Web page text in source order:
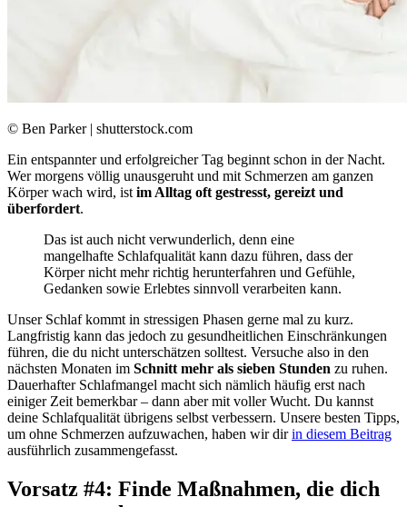
© Ben Parker | shutterstock.com
Ein entspannter und erfolgreicher Tag beginnt schon in der Nacht.
Wer morgens völlig unausgeruht und mit Schmerzen am ganzen
Körper wach wird, ist im Alltag oft gestresst, gereizt und
überfordert.
Das ist auch nicht verwunderlich, denn eine
mangelhafte Schlafqualität kann dazu führen, dass der
Körper nicht mehr richtig herunterfahren und Gefühle,
Gedanken sowie Erlebtes sinnvoll verarbeiten kann.
Unser Schlaf kommt in stressigen Phasen gerne mal zu kurz.
Langfristig kann das jedoch zu gesundheitlichen Einschränkungen
führen, die du nicht unterschätzen solltest. Versuche also in den
nächsten Monaten im Schnitt mehr als sieben Stunden zu ruhen.
Dauerhafter Schlafmangel macht sich nämlich häufig erst nach
einiger Zeit bemerkbar – dann aber mit voller Wucht. Du kannst
deine Schlafqualität übrigens selbst verbessern. Unsere besten Tipps,
um ohne Schmerzen aufzuwachen, haben wir dirin diesem Beitrag
ausführlich zusammengefasst.
Vorsatz #4: Finde Maßnahmen, die dich